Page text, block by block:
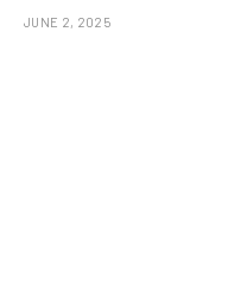
JUNE 2, 2025